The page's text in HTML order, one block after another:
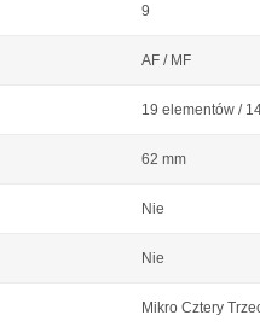
9
AF / MF
19 elementów /
62 mm
Nie
Nie
Mikro Cztery